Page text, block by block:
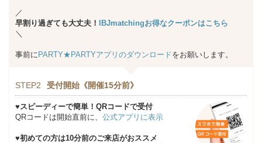
／
早割り過ぎても大丈夫！ IBJmatchingお得なクーポンはこちら
＼
事前に PARTY★PARTYアプリのダウンロードをお願いします。
STEP2 受付開始《開催15分前》
♥スピーディーで簡単！QRコードで受付
QRコードは開始直前に、 公式アプリに表示
♥初めての方は10分前のご来店がおススメ